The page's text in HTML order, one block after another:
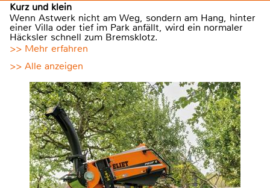
Kurz und klein
Wenn Astwerk nicht am Weg, sondern am Hang, hinter
einer Villa oder tief im Park anfällt, wird ein normaler
Häcksler schnell zum Bremsklotz.
>> Mehr erfahren
>> Alle anzeigen